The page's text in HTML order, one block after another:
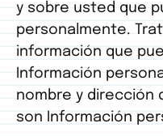
y sobre usted que
personalmente.
información que
Información
nombre y dirección
son Información